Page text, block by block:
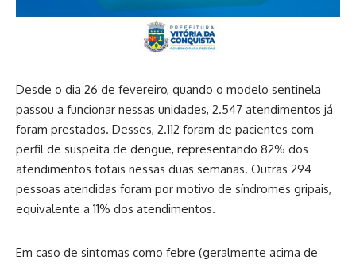
Desde o dia 26 de fevereiro, quando o modelo sentinela
passou a funcionar nessas unidades, 2.547 atendimentos já
foram prestados. Desses, 2.112 foram de pacientes com
perfil de suspeita de dengue, representando 82% dos
atendimentos totais nessas duas semanas. Outras 294
pessoas atendidas foram por motivo de síndromes gripais,
equivalente a 11% dos atendimentos.
Em caso de sintomas como febre (geralmente acima de